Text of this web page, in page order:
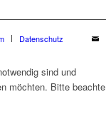
Datenschutz
sind und
möchten. Bitte beachte